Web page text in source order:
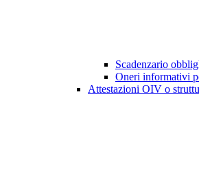
Scadenzario
Oneri informativi
Attestazioni OIV o